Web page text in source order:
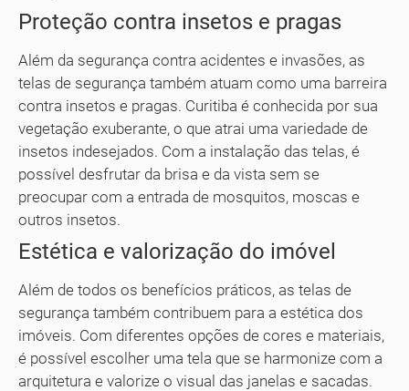
Proteção contra insetos e pragas
Além da segurança contra acidentes e invasões, as
telas de segurança também atuam como uma barreira
contra insetos e pragas. Curitiba é conhecida por sua
vegetação exuberante, o que atrai uma variedade de
insetos indesejados. Com a instalação das telas, é
possível desfrutar da brisa e da vista sem se
preocupar com a entrada de mosquitos, moscas e
outros insetos.
Estética e valorização do imóvel
Além de todos os benefícios práticos, as telas de
segurança também contribuem para a estética dos
imóveis. Com diferentes opções de cores e materiais,
é possível escolher uma tela que se harmonize com a
arquitetura e valorize o visual das janelas e sacadas.